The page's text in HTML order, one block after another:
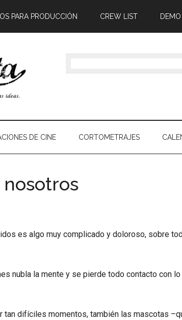
PARA PRODUCCIÓN CREW LIST
DE CINE CORTOMETRAJES
es algo muy complicado y doloroso, sobre
nubla la mente y se pierde todo contacto con
tan difíciles momentos, también las mascotas